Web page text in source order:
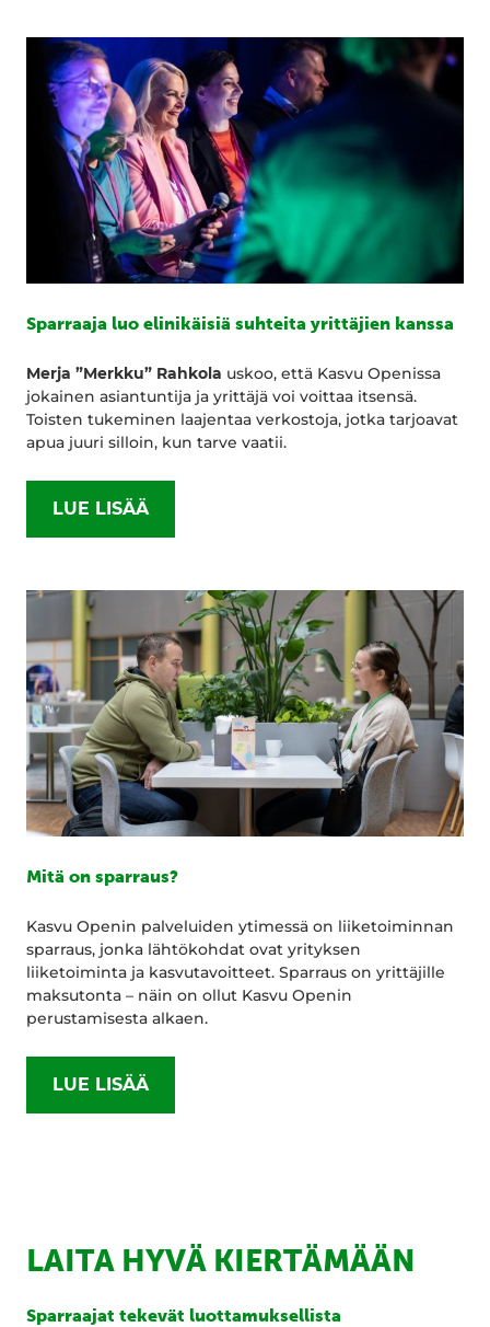
Sparraaja luo elinikäisiä suhteita yrittäjien kanssa
Merja ”Merkku” Rahkola uskoo, että Kasvu Openissa
jokainen asiantuntija ja yrittäjä voi voittaa itsensä.
Toisten tukeminen laajentaa verkostoja, jotka tarjoavat
apua juuri silloin, kun tarve vaatii.
LUE LISÄÄ
Mitä on sparraus?
Kasvu Openin palveluiden ytimessä on liiketoiminnan
sparraus, jonka lähtökohdat ovat yrityksen
liiketoiminta ja kasvutavoitteet. Sparraus on yrittäjille
maksutonta – näin on ollut Kasvu Openin
perustamisesta alkaen.
LUE LISÄÄ
LAITA HYVÄ KIERTÄMÄÄN
Sparraajat tekevät luottamuksellista